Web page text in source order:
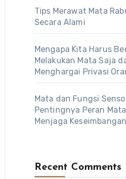
Tips Merawat Mata
Secara Alami
Mengapa Kita Harus
Melakukan Mata Saja
Menghargai Privasi
Mata dan Fungsi
Pentingnya Peran
Menjaga
Recent Comments